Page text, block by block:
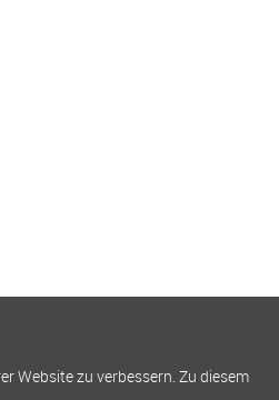
Website zu verbessern. Zu diesem